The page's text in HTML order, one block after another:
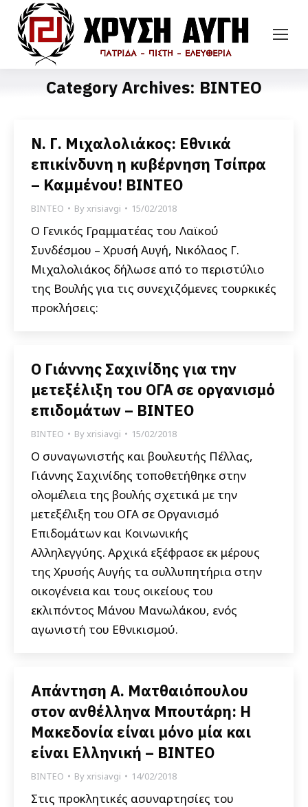
Category Archives: ΒΙΝΤΕΟ
Ν. Γ. Μιχαλολιάκος: Εθνικά
επικίνδυνη η κυβέρνηση Τσίπρα
– Καμμένου! ΒΙΝΤΕΟ
ΒΙΝΤΕΟ Byxrisiavgi 15/02/2018
Ο Γενικός Γραμματέας του Λαϊκού
Συνδέσμου – Χρυσή Αυγή, Νικόλαος Γ.
Μιχαλολιάκος δήλωσε από το περιστύλιο
της Βουλής για τις συνεχιζόμενες τουρκικές
προκλήσεις:
Ο Γιάννης Σαχινίδης για την
μετεξέλιξη του ΟΓΑ σε οργανισμό
επιδομάτων – ΒΙΝΤΕΟ
ΒΙΝΤΕΟ Byxrisiavgi 15/02/2018
Ο συναγωνιστής και βουλευτής Πέλλας,
Γιάννης Σαχινίδης τοποθετήθηκε στην
ολομέλεια της βουλής σχετικά με την
μετεξέλιξη του ΟΓΑ σε Οργανισμό
Επιδομάτων και Κοινωνικής
Αλληλεγγύης. Αρχικά εξέφρασε εκ μέρους
της Χρυσής Αυγής τα συλλυπητήρια στην
οικογένεια και τους οικείους του
εκλιπόντος Μάνου Μανωλάκου, ενός
αγωνιστή του Εθνικισμού.
Απάντηση Α. Ματθαιόπουλου
στον ανθέλληνα Μπουτάρη: Η
Μακεδονία είναι μόνο μία και
είναι Ελληνική – ΒΙΝΤΕΟ
ΒΙΝΤΕΟ Byxrisiavgi 14/02/2018
Στις προκλητικές ασυναρτησίες του